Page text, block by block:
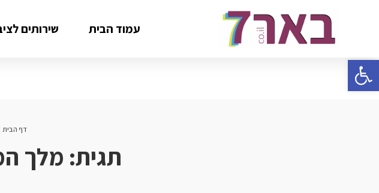
פתח סרגל נגישות
עמוד הבית שירותים
דף הבית
תגית: מלך